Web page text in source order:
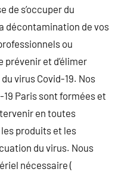
de s’occuper du
décontamination de vos
ou
et d’élimer
virus Covid-19. Nos
Paris sont formées et
en toutes
produits et les
du virus. Nous
nécessaire (